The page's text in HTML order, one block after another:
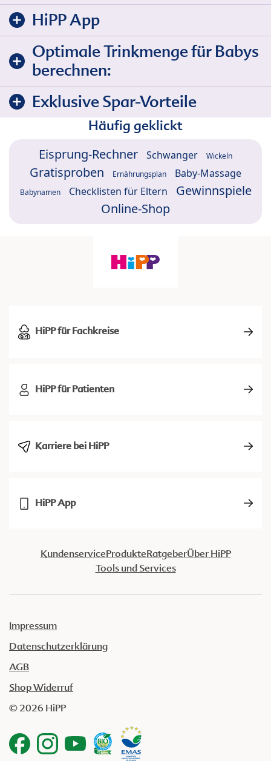
HiPP App
Optimale Trinkmenge für Babys
berechnen:
Exklusive Spar-Vorteile
Häufig geklickt
Eisprung-Rechner Schwanger Wickeln
Gratisproben Ernährungsplan Baby-Massage
Babynamen Checklisten für Eltern
Gewinnspiele
Online-Shop
HiPP für Fachkreise
HiPP für Patienten
Karriere bei HiPP
HiPP App
KundenserviceProdukteRatgeberÜber HiPP
Tools und Services
Impressum
Datenschutzerklärung
AGB
Shop Widerruf
© 2026 HiPP